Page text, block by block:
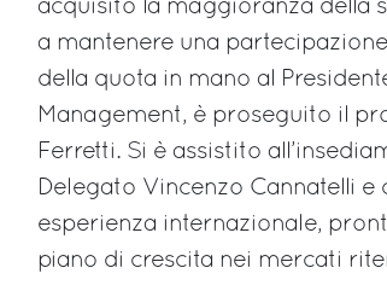
acquisito la maggioranza della
a mantenere una
della quota in mano al
Management, è proseguito il
Ferretti. Si è assistito
Delegato Vincenzo Cannatelli
esperienza internazionale,
piano di crescita nei mercati